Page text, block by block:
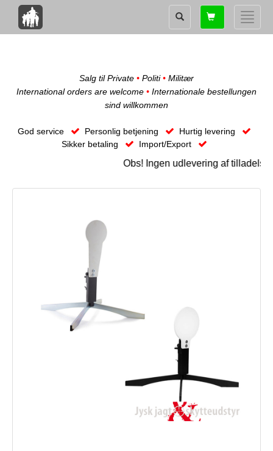
Toggle
Shopping
card
Salg til Private • Politi• Militær
International orders are welcome • Internationale bestellungen
sind willkommen
God service Personlig betjening
Hurtig levering
Sikker betaling
Import/Export
Obs! Ingen udlevering af